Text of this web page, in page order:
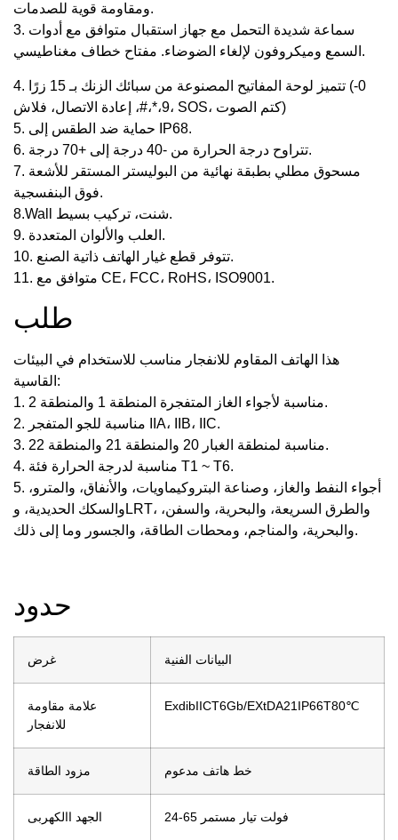
ومقاومة قوية للصدمات.
3. سماعة شديدة التحمل مع جهاز استقبال متوافق مع أدوات
السمع وميكروفون لإلغاء الضوضاء. مفتاح خطاف مغناطيسي.
4. تتميز لوحة المفاتيح المصنوعة من سبائك الزنك بـ 15 زرًا (0-
9،*،#، إعادة الاتصال، فلاش، SOS، كتم الصوت)
5. حماية ضد الطقس إلى IP68.
6. تتراوح درجة الحرارة من -40 درجة إلى +70 درجة.
7. مسحوق مطلي بطبقة نهائية من البوليستر المستقر للأشعة
فوق البنفسجية.
8.Wall شنت، تركيب بسيط.
9. العلب والألوان المتعددة.
10. تتوفر قطع غيار الهاتف ذاتية الصنع.
11. متوافق مع CE، FCC، RoHS، ISO9001.
طلب
هذا الهاتف المقاوم للانفجار مناسب للاستخدام في البيئات
القاسية:
1. مناسبة لأجواء الغاز المتفجرة المنطقة 1 والمنطقة 2.
2. مناسبة للجو المتفجر IIA، IIB، IIC.
3. مناسبة لمنطقة الغبار 20 والمنطقة 21 والمنطقة 22.
4. مناسبة لدرجة الحرارة فئة T1 ~ T6.
5. أجواء النفط والغاز، وصناعة البتروكيماويات، والأنفاق، والمترو،
والسكك الحديدية، وLRT، والطرق السريعة، والبحرية، والسفن،
والبحرية، والمناجم، ومحطات الطاقة، والجسور وما إلى ذلك.
حدود
غرض البيانات الفنية
علامة مقاومة
للانفجار
ExdibIICT6Gb/EXtDA21IP66T80℃
مزود الطاقة خط هاتف مدعوم
الجهد االكهربى 24-65 فولت تيار مستمر